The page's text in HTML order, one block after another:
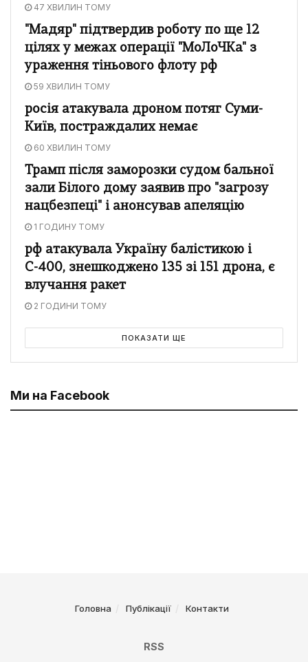
47 ХВИЛИН ТОМУ
"Мадяр" підтвердив роботу по ще 12
цілях у межах операції "МоЛоЧКа" з
ураження тіньового флоту рф
59 ХВИЛИН ТОМУ
росія атакувала дроном потяг Суми-
Київ, постраждалих немає
60 ХВИЛИН ТОМУ
Трамп після заморозки судом бальної
зали Білого дому заявив про "загрозу
нацбезпеці" і анонсував апеляцію
1 ГОДИНУ ТОМУ
рф атакувала Україну балістикою і
С-400, знешкоджено 135 зі 151 дрона, є
влучання ракет
2 ГОДИНИ ТОМУ
ПОКАЗАТИ ЩЕ
Ми на Facebook
Головна Публікації Контакти
RSS